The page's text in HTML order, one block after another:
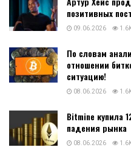
позитивных
09.06.2026
По словам
отношении
ситуацию!
08.06.2026
Bitmine купила
падения рынка
08.06.2026